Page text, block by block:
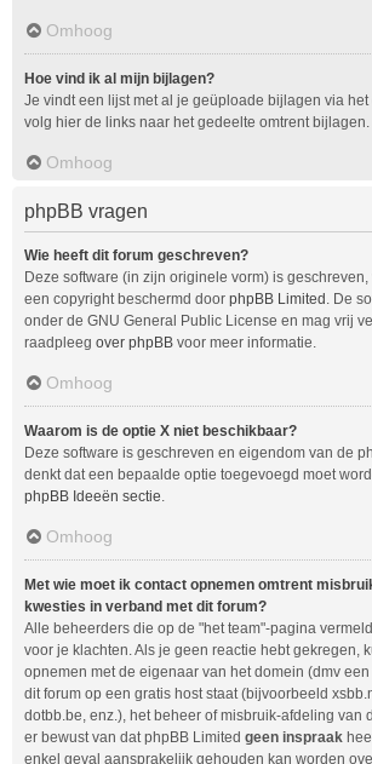
Omhoog
Hoe vind ik al mijn bijlagen?
Je vindt een lijst met al je geüploade bijlagen via
volg hier de links naar het gedeelte omtrent bijlagen.
Omhoog
phpBB vragen
Wie heeft dit forum geschreven?
Deze software (in zijn originele vorm) is
een copyright beschermd door phpBB Limited . De
onder de GNU General Public License en mag vrij
raadpleeg over phpBB voor meer informatie.
Omhoog
Waarom is de optie X niet beschikbaar?
Deze software is geschreven en eigendom van de
denkt dat een bepaalde optie toegevoegd moet
phpBB Ideeën sectie.
Omhoog
Met wie moet ik contact opnemen omtrent
kwesties in verband met dit forum?
Alle beheerders die op de "het team"-pagina
voor je klachten. Als je geen reactie hebt gekregen,
opnemen met de eigenaar van het domein (dmv een
dit forum op een gratis host staat (bijvoorbeeld
dotbb.be, enz.), het beheer of misbruik-afdeling van
er bewust van dat phpBB Limited geen inspraak
enkel geval aansprakelijk gehouden kan worden